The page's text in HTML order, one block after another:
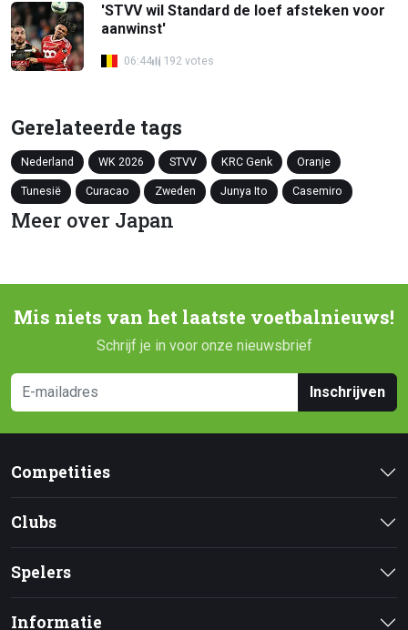
'STVV wil Standard de loef afsteken voor
aanwinst'
06:44 192 votes
Gerelateerde tags
Nederland WK 2026 STVV KRC Genk Oranje
Tunesië Curacao Zweden Junya Ito Casemiro
Meer over Japan
Mis niets van het laatste voetbalnieuws!
Schrijf je in voor onze nieuwsbrief
Inschrijven
Competities
Clubs
Spelers
Informatie